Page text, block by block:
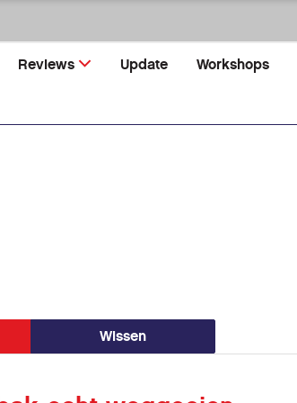
Reviews Update Workshops
Wissen